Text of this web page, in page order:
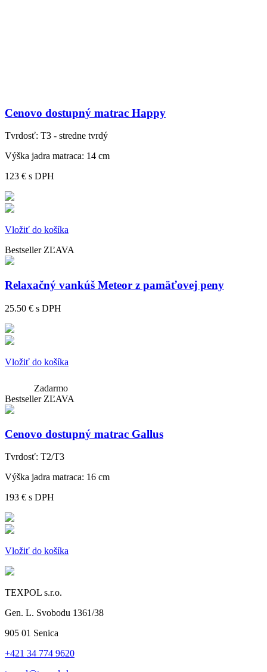
Cenovo dostupný matrac Happy
Tvrdosť: T3 - stredne tvrdý
Výška jadra matraca: 14 cm
123 € s DPH
Vložiť do košíka
Bestseller ZĽAVA
Relaxačný vankúš Meteor z pamäťovej peny
25.50 € s DPH
Vložiť do košíka
Zadarmo
Bestseller ZĽAVA
Cenovo dostupný matrac Gallus
Tvrdosť: T2/T3
Výška jadra matraca: 16 cm
193 € s DPH
Vložiť do košíka
TEXPOL s.r.o.
Gen. L. Svobodu 1361/38
905 01 Senica
+421 34 774 9620